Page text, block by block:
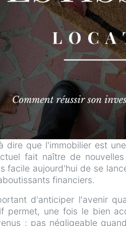
dire que l'immobilier est
fait naître de
facile aujourd'hui de se
financiers.
d'anticiper l'avenir
permet, une fois le bien
: pas négligeable